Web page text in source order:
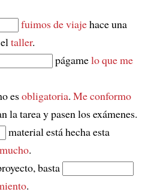
fuimos de viajehace una
taller.
págamelo que me
esobligatoria. Me conformo
la tarea y pasen los exámenes.
material está hecha esta
.
basta
.